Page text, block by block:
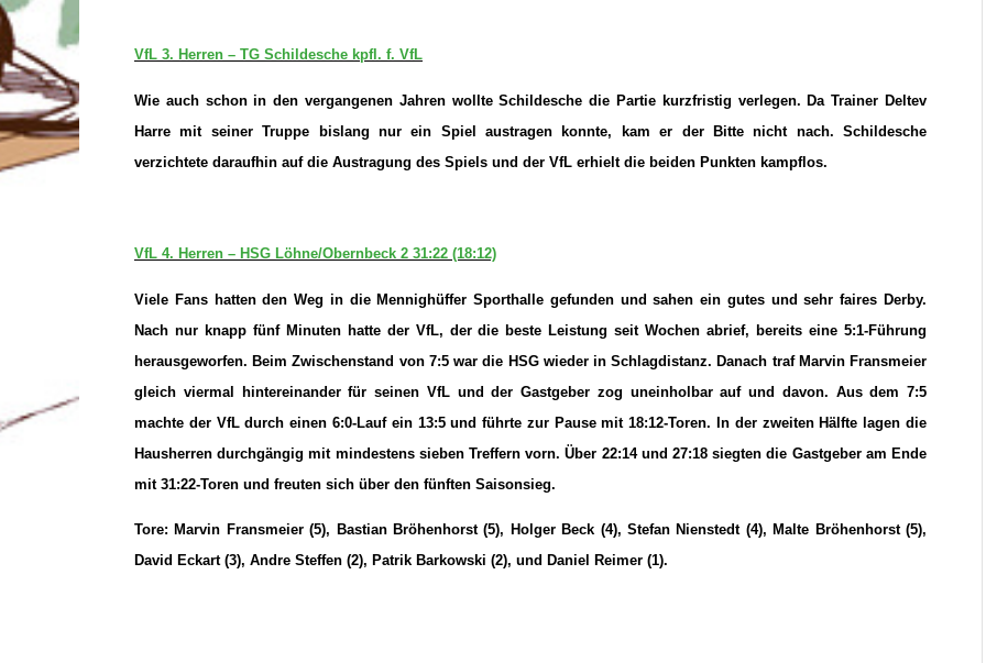
VfL 3. Herren – TG Schildesche kpfl. f. VfL
Wie auch schon in den vergangenen Jahren wollte Schildesche die Partie kurzfristig verlegen. Da Trainer Deltev
Harre mit seiner Truppe bislang nur ein Spiel austragen konnte, kam er der Bitte nicht nach. Schildesche
verzichtete daraufhin auf die Austragung des Spiels und der VfL erhielt die beiden Punkten kampflos.
VfL 4. Herren – HSG Löhne/Obernbeck 2 31:22 (18:12)
Viele Fans hatten den Weg in die Mennighüffer Sporthalle gefunden und sahen ein gutes und sehr faires Derby.
Nach nur knapp fünf Minuten hatte der VfL, der die beste Leistung seit Wochen abrief, bereits eine 5:1-Führung
herausgeworfen. Beim Zwischenstand von 7:5 war die HSG wieder in Schlagdistanz. Danach traf Marvin Fransmeier
gleich viermal hintereinander für seinen VfL und der Gastgeber zog uneinholbar auf und davon. Aus dem 7:5
machte der VfL durch einen 6:0-Lauf ein 13:5 und führte zur Pause mit 18:12-Toren. In der zweiten Hälfte lagen die
Hausherren durchgängig mit mindestens sieben Treffern vorn. Über 22:14 und 27:18 siegten die Gastgeber am Ende
mit 31:22-Toren und freuten sich über den fünften Saisonsieg.
Tore: Marvin Fransmeier (5), Bastian Bröhenhorst (5), Holger Beck (4), Stefan Nienstedt (4), Malte Bröhenhorst (5),
David Eckart (3), Andre Steffen (2), Patrik Barkowski (2), und Daniel Reimer (1).